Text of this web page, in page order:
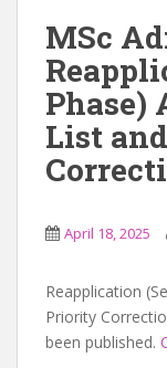
MSc
List
April 18, 2025
Reapplication
Priority
been published.